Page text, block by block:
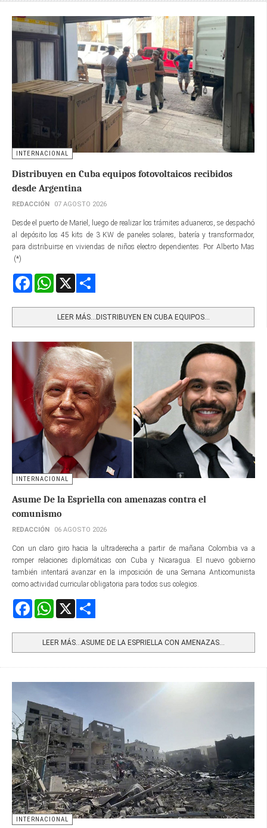
INTERNACIONAL
Distribuyen en Cuba equipos fotovoltaicos recibidos
desde Argentina
REDACCIÓN 07 AGOSTO 2026
Desde el puerto de Mariel, luego de realizar los trámites aduaneros, se despachó
al depósito los 45 kits de 3 KW de paneles solares, batería y transformador,
para distribuirse en viviendas de niños electro dependientes. Por Alberto Mas
(*)
FacebookWhatsApp
LEER MÁS…DISTRIBUYEN EN CUBA EQUIPOS...
INTERNACIONAL
Asume De la Espriella con amenazas contra el
comunismo
REDACCIÓN 06 AGOSTO 2026
Con un claro giro hacia la ultraderecha a partir de mañana Colombia va a
romper relaciones diplomáticas con Cuba y Nicaragua. El nuevo gobierno
también intentará avanzar en la imposición de una Semana Anticomunista
como actividad curricular obligatoria para todos sus colegios.
FacebookWhatsApp
LEER MÁS…ASUME DE LA ESPRIELLA CON AMENAZAS...
INTERNACIONAL